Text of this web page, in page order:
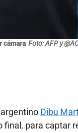
cámara Foto: AFP y
Dibu
final, para captar